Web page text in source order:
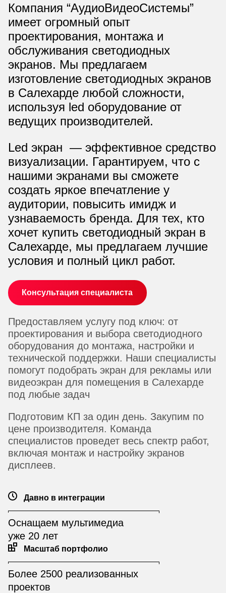
Компания “АудиоВидеоСистемы”
имеет огромный опыт
проектирования, монтажа и
обслуживания светодиодных
экранов. Мы предлагаем
изготовление светодиодных экранов
в Салехарде любой сложности,
используя led оборудование от
ведущих производителей.
Led экран — эффективное средство
визуализации. Гарантируем, что с
нашими экранами вы сможете
создать яркое впечатление у
аудитории, повысить имидж и
узнаваемость бренда. Для тех, кто
хочет купить светодиодный экран в
Салехарде, мы предлагаем лучшие
условия и полный цикл работ.
Консультация специалиста
Предоставляем услугу под ключ: от
проектирования и выбора светодиодного
оборудования до монтажа, настройки и
технической поддержки. Наши специалисты
помогут подобрать экран для рекламы или
видеоэкран для помещения в Салехарде
под любые задач
Подготовим КП за один день. Закупим по
цене производителя. Команда
специалистов проведет весь спектр работ,
включая монтаж и настройку экранов
дисплеев.
Давно в интеграции
Оснащаем мультимедиа
уже 20 лет
Масштаб портфолио
Более 2500 реализованных
проектов